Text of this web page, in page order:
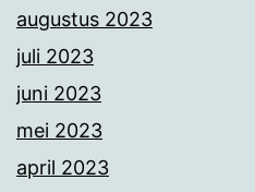
augustus 2023
juli 2023
juni 2023
mei 2023
april 2023